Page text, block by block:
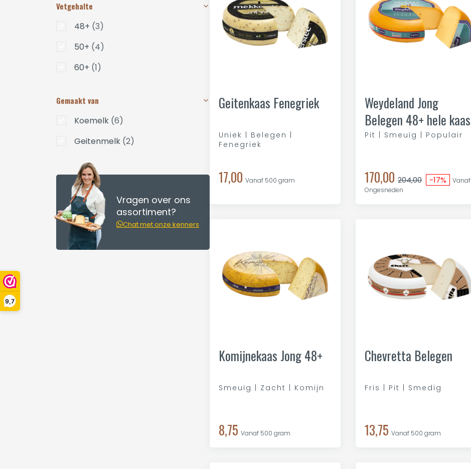
9,7
Geitenkaas Fenegriek
Uniek | Belegen |
Fenegriek
17,00 Vanaf 500 gram
Weydeland Jong
Belegen 48+ hele kaas
11kg
Pit | Smeuïg | Populair
170,00 204,00 -17%
Vanaf
Ongesneden
Komijnekaas Jong 48+
Smeuïg | Zacht | Komijn
8,75 Vanaf 500 gram
Chevretta Belegen
Fris | Pit | Smedig
13,75 Vanaf 500 gram
Vetgehalte
48+ (3)
50+ (4)
60+ (1)
Gemaakt van
Koemelk (6)
Geitenmelk (2)
Vragen over ons
assortiment?
Chat met onze kenners